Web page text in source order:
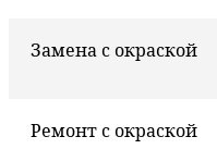
Замена с окраской
Ремонт с окраской